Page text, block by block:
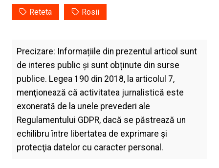
Reteta Rosii
Precizare: Informațiile din prezentul articol sunt
de interes public și sunt obținute din surse
publice. Legea 190 din 2018, la articolul 7,
menţionează că activitatea jurnalistică este
exonerată de la unele prevederi ale
Regulamentului GDPR, dacă se păstrează un
echilibru între libertatea de exprimare şi
protecţia datelor cu caracter personal.